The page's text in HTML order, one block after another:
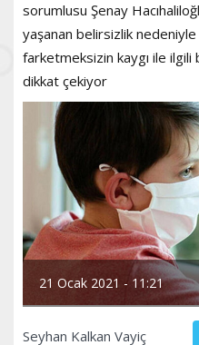
sorumlusu Şenay
yaşanan belirsizlik
farketmeksizin kaygı ile ilgili
dikkat çekiyor
21 Ocak 2021 - 11:21
Seyhan Kalkan Vayiç